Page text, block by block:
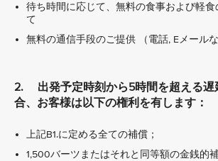
待ち時間に応じて、無料の食事および軽食
て
無料の通信手段のご提供 （電話, Eメールな
2. 出発予定時刻から5時間を超える遅
合、お客様は以下の権利を有します：
上記B1.に定める全ての補償；
1,500バーツまたはそれと同等額の金銭的補